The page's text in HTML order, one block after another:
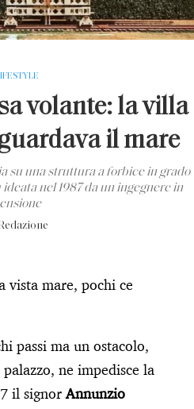
volante: la villa
il mare
su una struttura a forbice in grado
nel 1987 da un ingegnere in
vista mare, pochi ce
passi ma un ostacolo,
ne impedisce la
il signorAnnunzio